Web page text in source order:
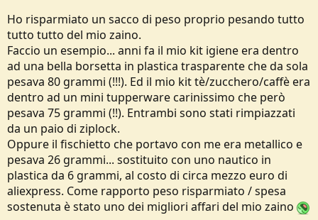
Ho risparmiato un sacco di peso proprio pesando tutto
tutto tutto del mio zaino.
Faccio un esempio... anni fa il mio kit igiene era dentro
ad una bella borsetta in plastica trasparente che da sola
pesava 80 grammi (!!!). Ed il mio kit tè/zucchero/caffè era
dentro ad un mini tupperware carinissimo che però
pesava 75 grammi (!!). Entrambi sono stati rimpiazzati
da un paio di ziplock.
Oppure il fischietto che portavo con me era metallico e
pesava 26 grammi... sostituito con uno nautico in
plastica da 6 grammi, al costo di circa mezzo euro di
aliexpress. Come rapporto peso risparmiato / spesa
sostenuta è stato uno dei migliori affari del mio zaino